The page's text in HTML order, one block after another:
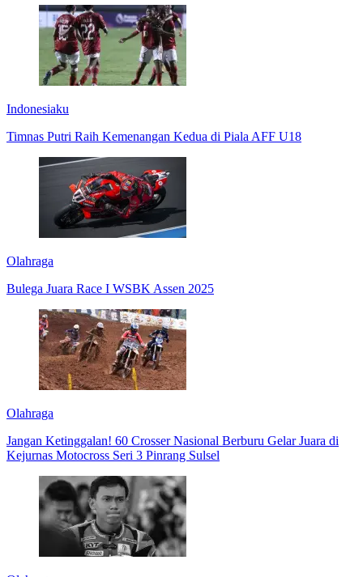
Indonesiaku
Timnas Putri Raih Kemenangan Kedua di Piala AFF U18
Olahraga
Bulega Juara Race I WSBK Assen 2025
Olahraga
Jangan Ketinggalan! 60 Crosser Nasional Berburu Gelar Juara di
Kejurnas Motocross Seri 3 Pinrang Sulsel